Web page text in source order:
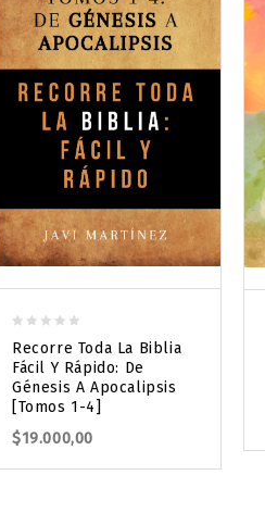
out
of
5
Recorre Toda La Biblia
Fácil Y Rápido: De
Génesis A Apocalipsis
[Tomos 1-4]
$19.000,00